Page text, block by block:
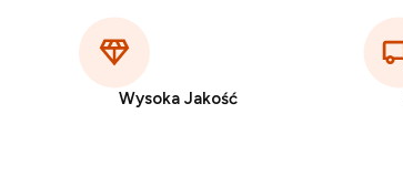
Wysoka Jakość